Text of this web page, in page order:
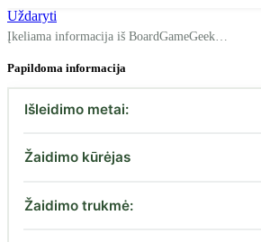
Uždaryti
Įkeliama informacija iš BoardGameGeek…
Papildoma informacija
Išleidimo metai:
Žaidimo kūrėjas
Žaidimo trukmė: